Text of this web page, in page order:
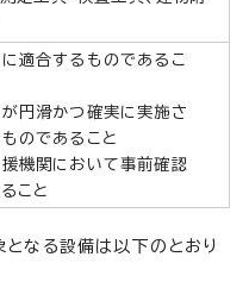
適合するものであるこ
円滑かつ確実に実施さ
のであること
機関において事前確認
こと
となる設備は以下のとおり